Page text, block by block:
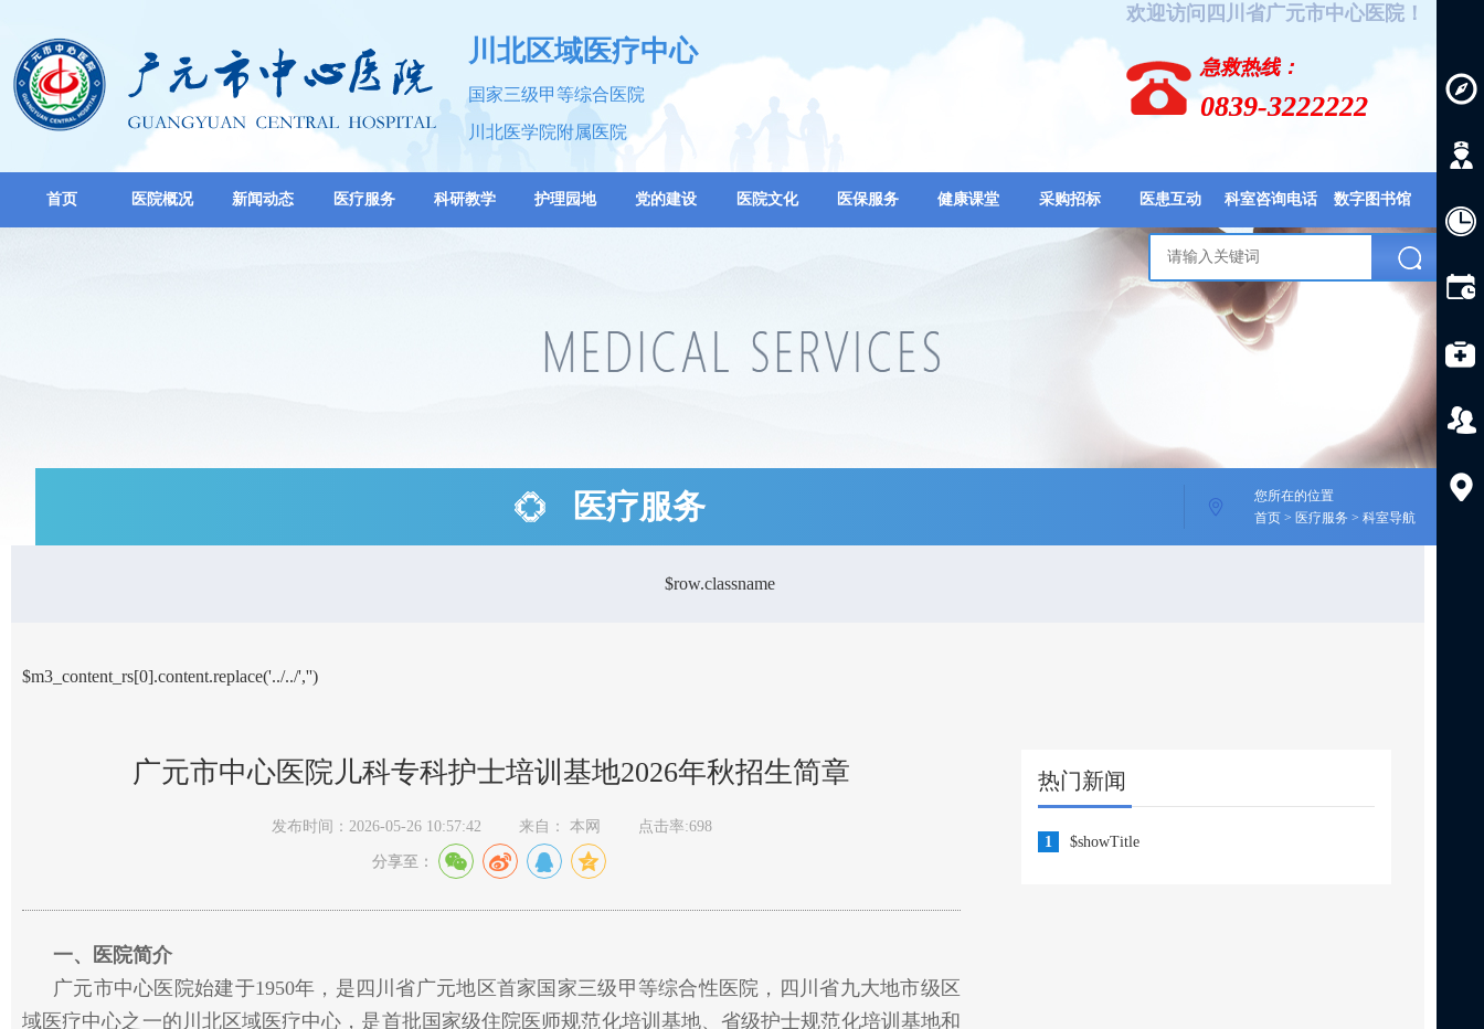
川北区域医疗中心
国家三级甲等综合医院
川北医学院附属医院
欢迎访问四川省广元市中心医院！
急救热线：
0839-3222222
首页 医院概况 新闻动态 医疗服务 科研教学 护理园地 党的建设 医院文化 医保服务 健康课堂 采购招标 医患互动 科室咨询电话 数字图书馆
医疗服务
您所在的位置
首页 > 医疗服务 > 科室导航
$row.classname
$m3_content_rs[0].content.replace('../../','')
广元市中心医院儿科专科护士培训基地2026年秋招生简章
发布时间：2026-05-26 10:57:42 来自： 本网 点击率:698
分享至：
一、医院简介
广元市中心医院始建于1950年，是四川省广元地区首家国家三级甲等综合性医院，四川省九大地市级区
域医疗中心之一的川北区域医疗中心，是首批国家级住院医师规范化培训基地、省级护士规范化培训基地和
热门新闻
1 $showTitle